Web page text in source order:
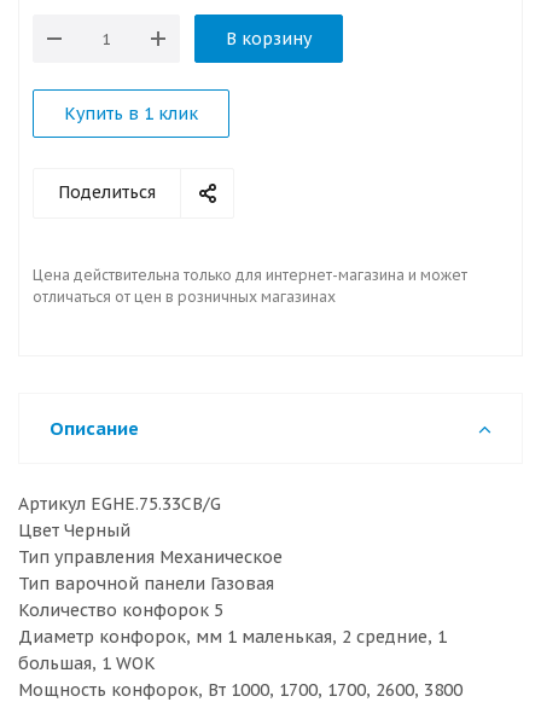
В корзину
Купить в 1 клик
Поделиться
Цена действительна только для интернет-магазина и может
отличаться от цен в розничных магазинах
Описание
Артикул EGHE.75.33CB/G
Цвет Черный
Тип управления Механическое
Тип варочной панели Газовая
Количество конфорок 5
Диаметр конфорок, мм 1 маленькая, 2 средние, 1
большая, 1 WOK
Мощность конфорок, Вт 1000, 1700, 1700, 2600, 3800